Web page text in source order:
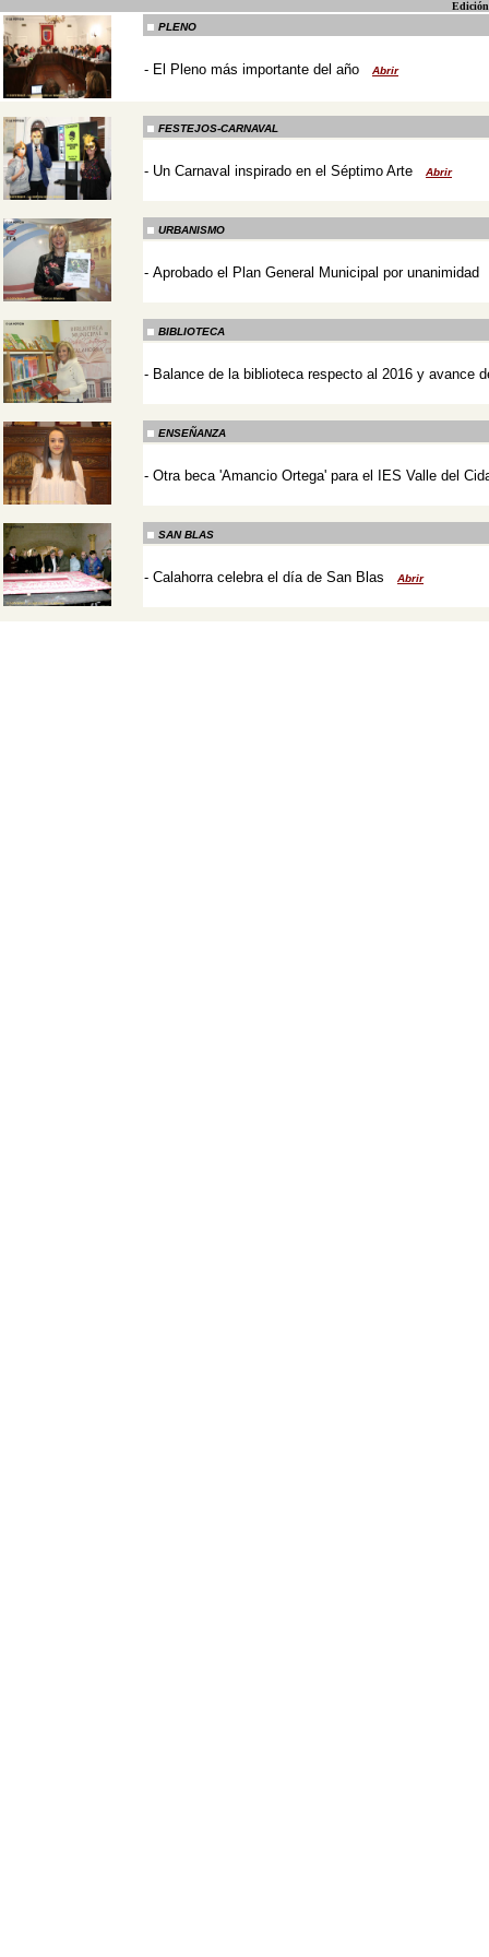
Edición
PLENO
- El Pleno más importante del año Abrir
FESTEJOS-CARNAVAL
- Un Carnaval inspirado en el Séptimo Arte Abrir
URBANISMO
- Aprobado el Plan General Municipal por unanimidad
BIBLIOTECA
- Balance de la biblioteca respecto al 2016 y avance
ENSEÑANZA
- Otra beca 'Amancio Ortega' para el IES Valle del
SAN BLAS
- Calahorra celebra el día de San Blas Abrir